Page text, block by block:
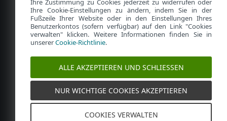
Cookies verwalten
Impressum
Sicherheitslücke melden
Vertrag kündigen
Widerruf erklären
© 1992 - 2026 ESET, spol. s r.o. – Alle Rechte vorbehalten.
von ESET, spol. s r.o. oder ESET Nordamerika. Andere hier
erwähnte Unternehmens- oder Produktnamen können Marken
Ihre Zustimmung zu Cookies jederzeit zu widerrufen oder
Ihre Cookie-Einstellungen zu ändern, indem Sie in der
Fußzeile Ihrer Website oder in den Einstellungen Ihres
Benutzerkontos (sofern verfügbar) auf den Link "Cookies
verwalten" klicken. Weitere Informationen finden Sie in
unsererCookie-Richtlinie.
ALLE AKZEPTIEREN UND SCHLIESSEN
NUR WICHTIGE COOKIES AKZEPTIEREN
COOKIES VERWALTEN